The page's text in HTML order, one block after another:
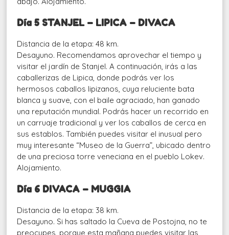
Día 5 STANJEL – LIPICA – DIVACA
Distancia de la etapa: 48 km.
Desayuno. Recomendamos aprovechar el tiempo y
visitar el jardín de Stanjel. A continuación, irás a las
caballerizas de Lipica, donde podrás ver los
hermosos caballos lipizanos, cuya reluciente bata
blanca y suave, con el baile agraciado, han ganado
una reputación mundial. Podrás hacer un recorrido en
un carruaje tradicional y ver los caballos de cerca en
sus establos. También puedes visitar el inusual pero
muy interesante “Museo de la Guerra”, ubicado dentro
de una preciosa torre veneciana en el pueblo Lokev.
Alojamiento.
Día 6 DIVACA – MUGGIA
Distancia de la etapa: 38 km.
Desayuno. Si has saltado la Cueva de Postojna, no te
preocupes, porque esta mañana puedes visitar las